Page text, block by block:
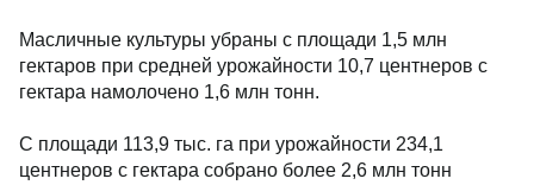
Масличные культуры убраны с площади 1,5 млн
гектаров при средней урожайности 10,7 центнеров с
гектара намолочено 1,6 млн тонн.
С площади 113,9 тыс. га при урожайности 234,1
центнеров с гектара собрано более 2,6 млн тонн